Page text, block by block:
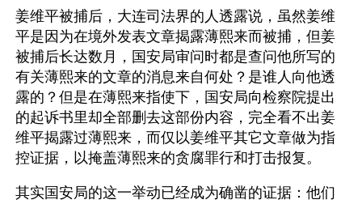
姜维平被捕后，大连司法界的人透露说，虽然姜维
平是因为在境外发表文章揭露薄熙来而被捕，但姜
被捕后长达数月，国安局审问时都是查问他所写的
有关薄熙来的文章的消息来自何处？是谁人向他透
露的？但是在薄熙来指使下，国安局向检察院提出
的起诉书里却全部删去这部份内容，完全看不出姜
维平揭露过薄熙来，而仅以姜维平其它文章做为指
控证据，以掩盖薄熙来的贪腐罪行和打击报复。
其实国安局的这一举动已经成为确凿的证据：他们